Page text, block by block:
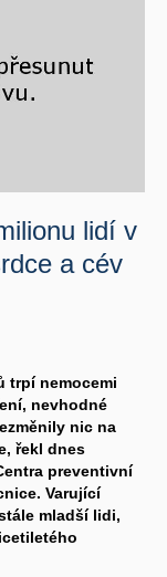
lidí v
a cév
trpí nemocemi
nevhodné
nic na
řekl dnes
preventivní
Varující
mladší lidi,